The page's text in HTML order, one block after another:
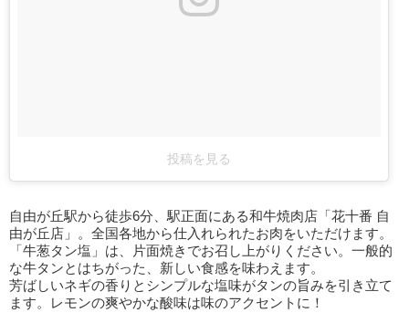
投稿を見る
自由が丘駅から徒歩6分、駅正面にある和牛焼肉店「花十番 自
由が丘店」。全国各地から仕入れられたお肉をいただけます。
「牛葱タン塩」は、片面焼きでお召し上がりください。一般的
な牛タンとはちがった、新しい食感を味わえます。
芳ばしいネギの香りとシンプルな塩味がタンの旨みを引き立て
ます。レモンの爽やかな酸味は味のアクセントに！